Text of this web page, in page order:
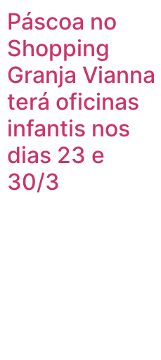
Páscoa no
Shopping
Granja Vianna
terá oficinas
infantis nos
dias 23 e
30/3